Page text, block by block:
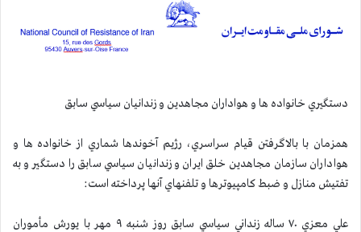
دستگيري خانواده ها و هواداران مجاهدين و زندانيان سياسي سابق
همزمان با بالاگرفتن قيام سراسري، رژيم آخوندها شماري از خانواده ها و
هواداران سازمان مجاهدين خلق ايران و زندانيان سياسي سابق را دستگير و به
تفتيش منازل و ضبط كامپيوترها و تلفنهاي آنها پرداخته است:
علي معزي ۷۰ ساله زنداني سياسي سابق روز شنبه ۹ مهر با یورش مأموران